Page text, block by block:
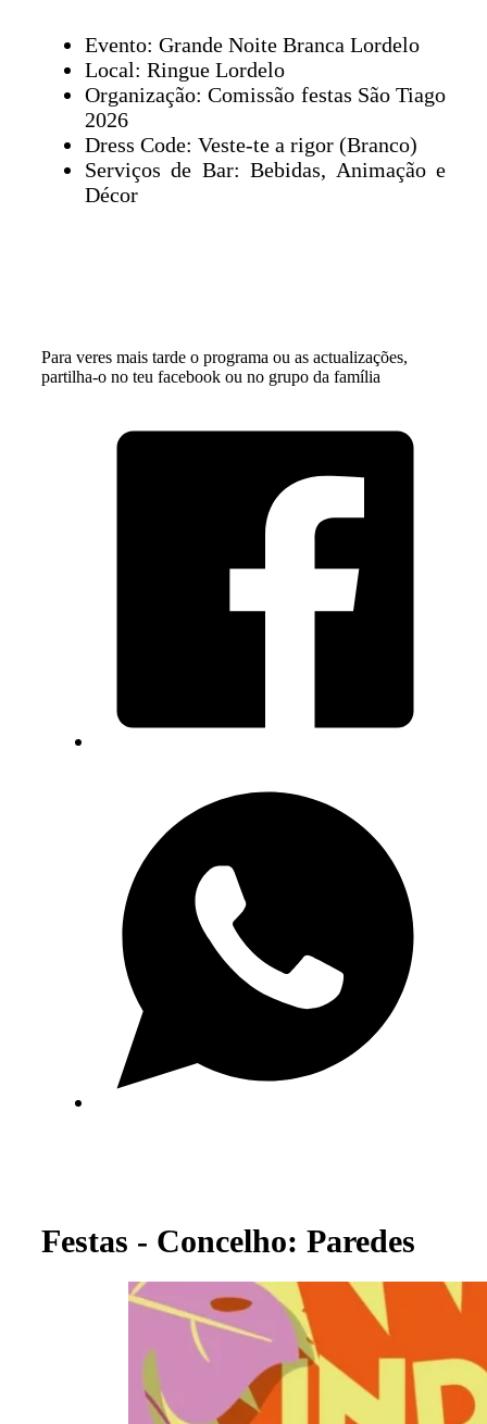
Evento: Grande Noite Branca Lordelo
Local: Ringue Lordelo
Organização: Comissão festas São Tiago
2026
Dress Code: Veste-te a rigor (Branco)
Serviços de Bar: Bebidas, Animação e
Décor
Para veres mais tarde o programa ou as actualizações,
partilha-o no teu facebook ou no grupo da família
Festas - Concelho: Paredes